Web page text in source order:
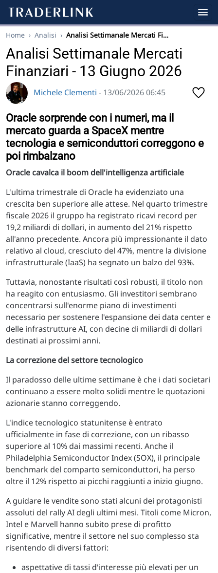
Home › Analisi › Analisi Settimanale Mercati Fi…
Analisi Settimanale Mercati
Finanziari - 13 Giugno 2026
Michele Clementi - 13/06/2026 06:45
Oracle sorprende con i numeri, ma il
mercato guarda a SpaceX mentre
tecnologia e semiconduttori correggono e
poi rimbalzano
Oracle cavalca il boom dell'intelligenza artificiale
L'ultima trimestrale di Oracle ha evidenziato una
crescita ben superiore alle attese. Nel quarto trimestre
fiscale 2026 il gruppo ha registrato ricavi record per
19,2 miliardi di dollari, in aumento del 21% rispetto
all'anno precedente. Ancora più impressionante il dato
relativo al cloud, cresciuto del 47%, mentre la divisione
infrastrutturale (IaaS) ha segnato un balzo del 93%.
Tuttavia, nonostante risultati così robusti, il titolo non
ha reagito con entusiasmo. Gli investitori sembrano
concentrarsi sull'enorme piano di investimenti
necessario per sostenere l'espansione dei data center e
delle infrastrutture AI, con decine di miliardi di dollari
destinati ai prossimi anni.
La correzione del settore tecnologico
Il paradosso delle ultime settimane è che i dati societari
continuano a essere molto solidi mentre le quotazioni
azionarie stanno correggendo.
L'indice tecnologico statunitense è entrato
ufficialmente in fase di correzione, con un ribasso
superiore al 10% dai massimi recenti. Anche il
Philadelphia Semiconductor Index (SOX), il principale
benchmark del comparto semiconduttori, ha perso
oltre il 12% rispetto ai picchi raggiunti a inizio giugno.
A guidare le vendite sono stati alcuni dei protagonisti
assoluti del rally AI degli ultimi mesi. Titoli come Micron,
Intel e Marvell hanno subito prese di profitto
significative, mentre il settore nel suo complesso sta
risentendo di diversi fattori:
aspettative di tassi d'interesse più elevati per un